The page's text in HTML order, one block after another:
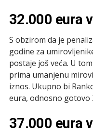
32.000 eura
S obzirom da je
godine za
postaje još veća. U
prima umanjenu
iznos. Ukupno bi
eura, odnosno gotovo
37.000 eura